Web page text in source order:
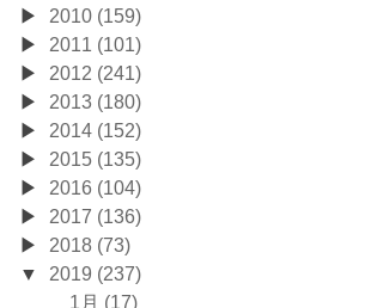
2010 (159)
2011 (101)
2012 (241)
2013 (180)
2014 (152)
2015 (135)
2016 (104)
2017 (136)
2018 (73)
2019 (237)
1月 (17)